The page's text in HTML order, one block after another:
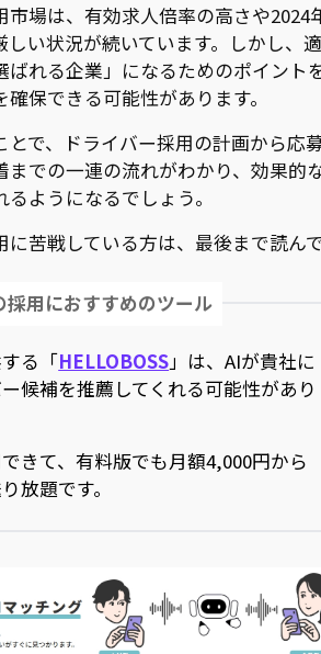
市場は、有効求人倍率の高さや2024
しい状況が続いています。しかし、
ばれる企業」になるためのポイント
保できる可能性があります。
とで、ドライバー採用の計画から応
までの一連の流れがわかり、効果的
ようになるでしょう。
に苦戦している方は、最後まで読ん
採用におすすめのツール
る「HELLOBOSS」は、AIが貴社に
候補を推薦してくれる可能性があり
きて、有料版でも月額4,000円から
放題です。